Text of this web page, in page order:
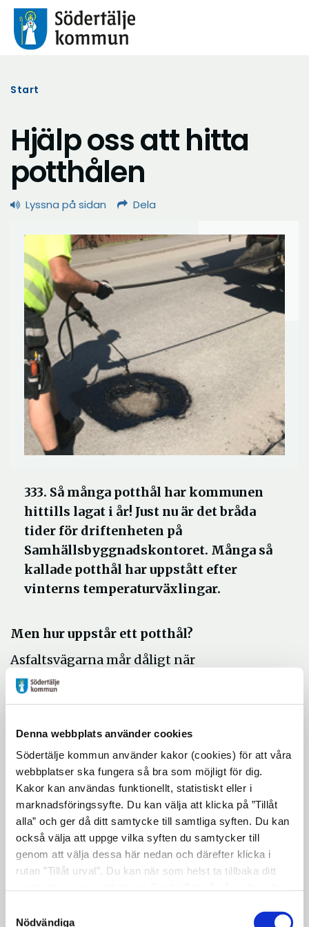
Denna webbplats använder cookies
Södertälje kommun använder kakor (cookies) för att våra
webbplatser ska fungera så bra som möjligt för dig.
Kakor kan användas funktionellt, statistiskt eller i
marknadsföringssyfte. Du kan välja att klicka på ”Tillåt
alla” och ger då ditt samtycke till samtliga syften. Du kan
också välja att uppge vilka syften du samtycker till
genom att välja dessa här nedan och därefter klicka i
rutan ”Tillåt urval”. Du kan när som helst ta tillbaka ditt
"Visa detaljer" kan du läsa om hur kakorna används och
Nödvändiga
Start
Hjälp oss att hitta
potthålen
Lyssna på sidan Dela
333. Så många potthål har kommunen
hittills lagat i år! Just nu är det bråda
tider för driftenheten på
Samhällsbyggnadskontoret. Många så
kallade potthål har uppstått efter
vinterns temperaturväxlingar.
Men hur uppstår ett potthål?
Asfaltsvägarna mår dåligt när
temperaturen skiftar mellan plus och
minusgrader under dygnet. När det regnar
senare på natten fryser till expanderar
vattnet och spränger sönder asfalten. Även
bra asfaltsvägar drabbas av detta.
Asfaltsskador och potthål åtgärdas av
kommunens driftenhet och entreprenörer
löpande, när vi får kännedom om skadorna.
Kommunen åtgärdar de skador som
uppstått på kommunens gator.
privata vägar åtgärdas inte av kommunen.